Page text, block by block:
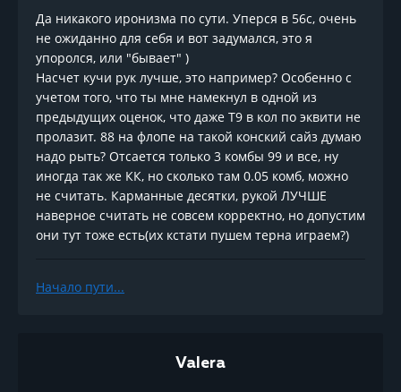
Да никакого иронизма по сути. Уперся в 56с, очень
не ожиданно для себя и вот задумался, это я
упоролся, или "бывает" )
Насчет кучи рук лучше, это например? Особенно с
учетом того, что ты мне намекнул в одной из
предыдущих оценок, что даже Т9 в кол по эквити не
пролазит. 88 на флопе на такой конский сайз думаю
надо рыть? Отсается только 3 комбы 99 и все, ну
иногда так же КК, но сколько там 0.05 комб, можно
не считать. Карманные десятки, рукой ЛУЧШЕ
наверное считать не совсем корректно, но допустим
они тут тоже есть(их кстати пушем терна играем?)
Начало пути...
Valera